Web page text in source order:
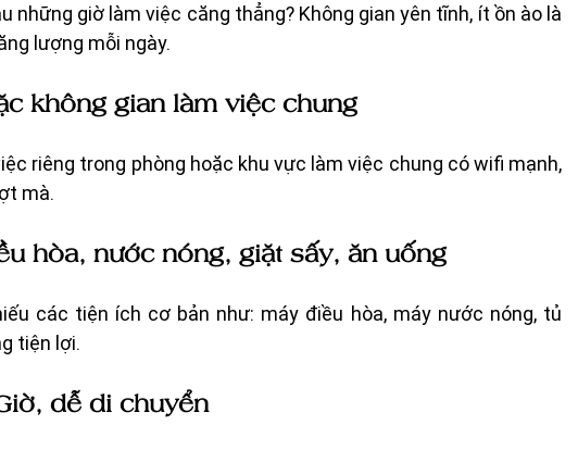
những giờ làm việc căng thẳng? Không gian yên tĩnh, ít ồn ào là
lượng mỗi ngày.
không gian làm việc chung
riêng trong phòng hoặc khu vực làm việc chung có wifi mạnh,
mà.
hòa, nước nóng, giặt sấy, ăn uống
các tiện ích cơ bản như: máy điều hòa, máy nước nóng, tủ
tiện lợi.
dễ di chuyển